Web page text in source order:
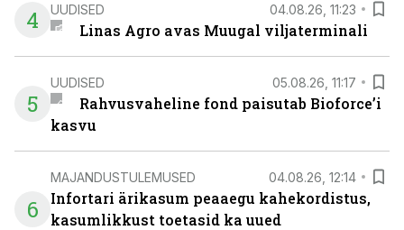
4 UUDISED 04.08.26, 11:23
Linas Agro avas Muugal viljaterminali
5
UUDISED 05.08.26, 11:17
Rahvusvaheline fond paisutab Bioforce’i
kasvu
6
MAJANDUSTULEMUSED 04.08.26, 12:14
Infortari ärikasum peaaegu kahekordistus,
kasumlikkust toetasid ka uued